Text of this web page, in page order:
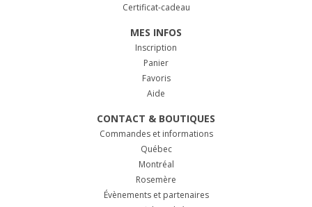
Certificat-cadeau
MES INFOS
Inscription
Panier
Favoris
Aide
CONTACT & BOUTIQUES
Commandes et informations
Québec
Montréal
Rosemère
Évènements et partenaires